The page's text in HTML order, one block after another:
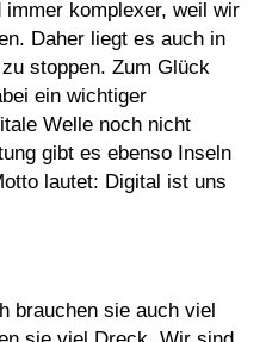
komplexer, weil wir
Daher liegt es auch in
stoppen. Zum Glück
ein wichtiger
Welle noch nicht
gibt es ebenso Inseln
lautet: Digital ist uns
brauchen sie auch viel